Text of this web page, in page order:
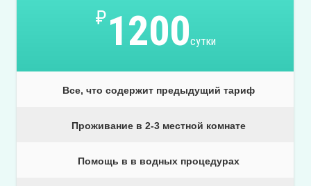
₽1200сутки
Все, что содержит предыдущий тариф
Проживание в 2-3 местной комнате
Помощь в в водных процедурах